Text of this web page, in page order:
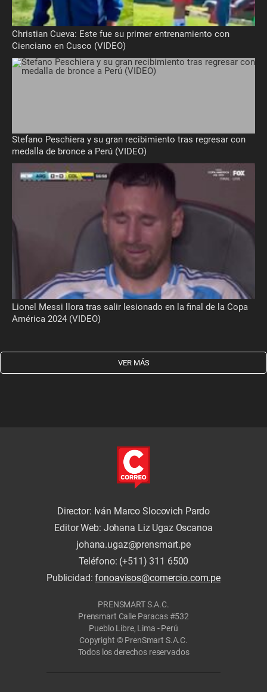
Christian Cueva: Este fue su primer entrenamiento con
Cienciano en Cusco (VIDEO)
Stefano Peschiera y su gran recibimiento tras regresar con
medalla de bronce a Perú (VIDEO)
Lionel Messi llora tras salir lesionado en la final de la Copa
América 2024 (VIDEO)
VER MÁS
Director: Iván Marco Slocovich Pardo
Editor Web: Johana Liz Ugaz Oscanoa
johana.ugaz@prensmart.pe
Teléfono: (+511) 311 6500
Publicidad:fonoavisos@comercio.com.pe
PRENSMART S.A.C.
Prensmart Calle Paracas #532
Pueblo Libre, Lima - Perú
Copyright © PrenSmart S.A.C.
Todos los derechos reservados